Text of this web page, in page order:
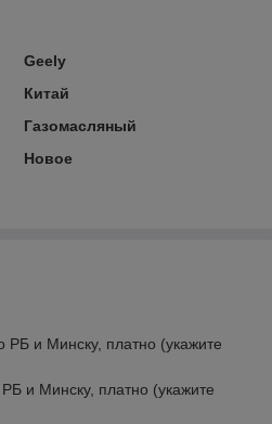
Geely
Китай
Газомасляный
Новое
РБ и Минску, платно (укажите
и Минску, платно (укажите